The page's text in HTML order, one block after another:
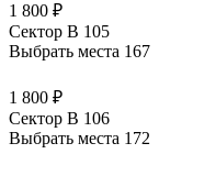
1 800 ₽
Сектор B 105
Выбрать места 167
1 800 ₽
Сектор B 106
Выбрать места 172